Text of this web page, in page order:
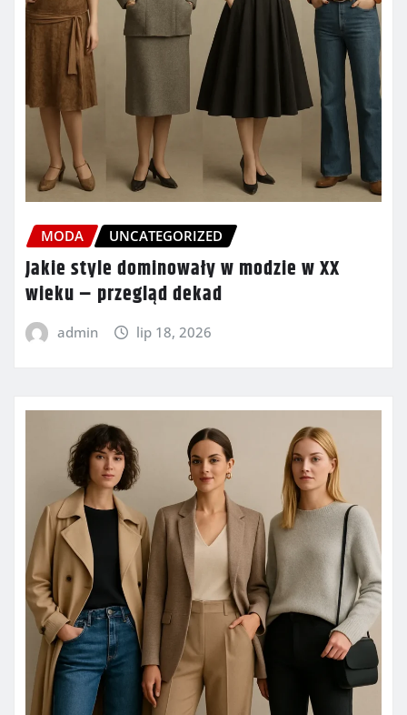
MODA UNCATEGORIZED
Jakie style dominowały w modzie w XX
wieku – przegląd dekad
admin lip 18, 2026